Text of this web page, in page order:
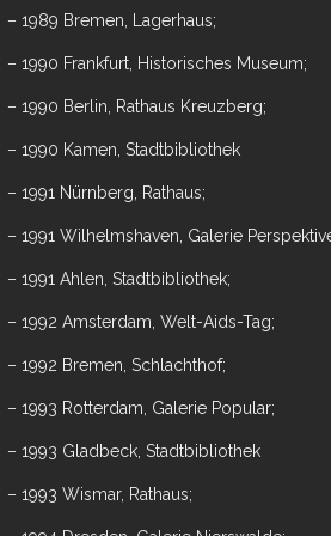
– 1989 Bremen, Lagerhaus;
– 1990 Frankfurt, Historisches Museum;
– 1990 Berlin, Rathaus Kreuzberg;
– 1990 Kamen, Stadtbibliothek
– 1991 Nürnberg, Rathaus;
– 1991 Wilhelmshaven, Galerie
– 1991 Ahlen, Stadtbibliothek;
– 1992 Amsterdam, Welt-Aids-Tag;
– 1992 Bremen, Schlachthof;
– 1993 Rotterdam, Galerie Popular;
– 1993 Gladbeck, Stadtbibliothek
– 1993 Wismar, Rathaus;